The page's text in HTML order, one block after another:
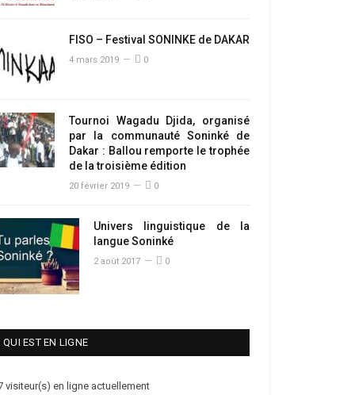
FISO – Festival SONINKE de DAKAR
4 mars 2019 0
Tournoi Wagadu Djida, organisé
par la communauté Soninké de
Dakar : Ballou remporte le trophée
de la troisième édition
20 février 2019 0
Univers linguistique de la
langue Soninké
2 août 2017 0
QUI EST EN LIGNE
visiteur(s) en ligne actuellement